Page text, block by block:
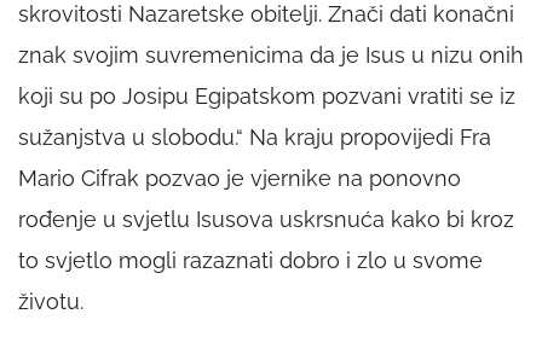
skrovitosti Nazaretske obitelji. Znači dati konačni
znak svojim suvremenicima da je Isus u nizu onih
koji su po Josipu Egipatskom pozvani vratiti se iz
sužanjstva u slobodu.“ Na kraju propovijedi Fra
Mario Cifrak pozvao je vjernike na ponovno
rođenje u svjetlu Isusova uskrsnuća kako bi kroz
to svjetlo mogli razaznati dobro i zlo u svome
životu.